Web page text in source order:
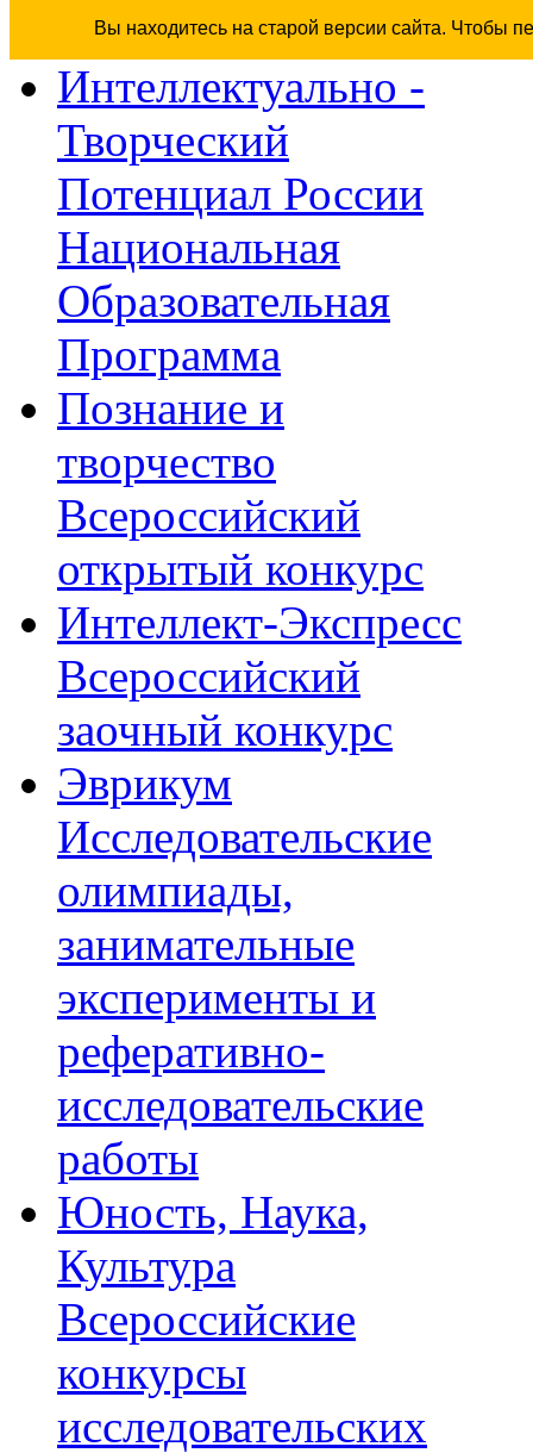
Вы находитесь на старой версии сайта. Чтобы
Интеллектуально -
Творческий
Потенциал России
Национальная
Образовательная
Программа
Познание и
творчество
Всероссийский
открытый конкурс
Интеллект-Экспресс
Всероссийский
заочный конкурс
Эврикум
Исследовательские
олимпиады,
занимательные
эксперименты и
реферативно-
исследовательские
работы
Юность, Наука,
Культура
Всероссийские
конкурсы
исследовательских